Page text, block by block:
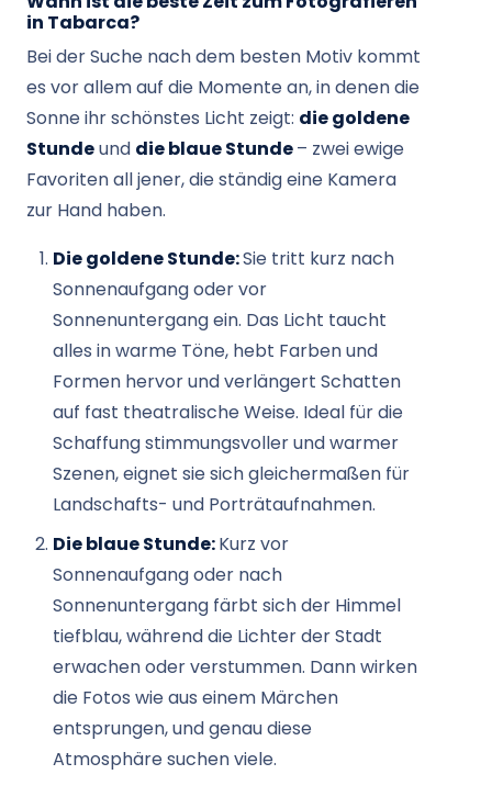
in Tabarca?
Bei der Suche nach dem besten Motiv kommt
es vor allem auf die Momente an, in denen die
Sonne ihr schönstes Licht zeigt: die goldene
Stundeund die blaue Stunde– zwei ewige
Favoriten all jener, die ständig eine Kamera
zur Hand haben.
Die goldene Stunde:Sie tritt kurz nach
Sonnenaufgang oder vor
Sonnenuntergang ein. Das Licht taucht
alles in warme Töne, hebt Farben und
Formen hervor und verlängert Schatten
auf fast theatralische Weise. Ideal für die
Schaffung stimmungsvoller und warmer
Szenen, eignet sie sich gleichermaßen für
Landschafts- und Porträtaufnahmen.
Die blaue Stunde:Kurz vor
Sonnenaufgang oder nach
Sonnenuntergang färbt sich der Himmel
tiefblau, während die Lichter der Stadt
erwachen oder verstummen. Dann wirken
die Fotos wie aus einem Märchen
entsprungen, und genau diese
Atmosphäre suchen viele.